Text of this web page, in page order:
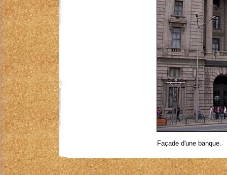
Façade d'une banque.